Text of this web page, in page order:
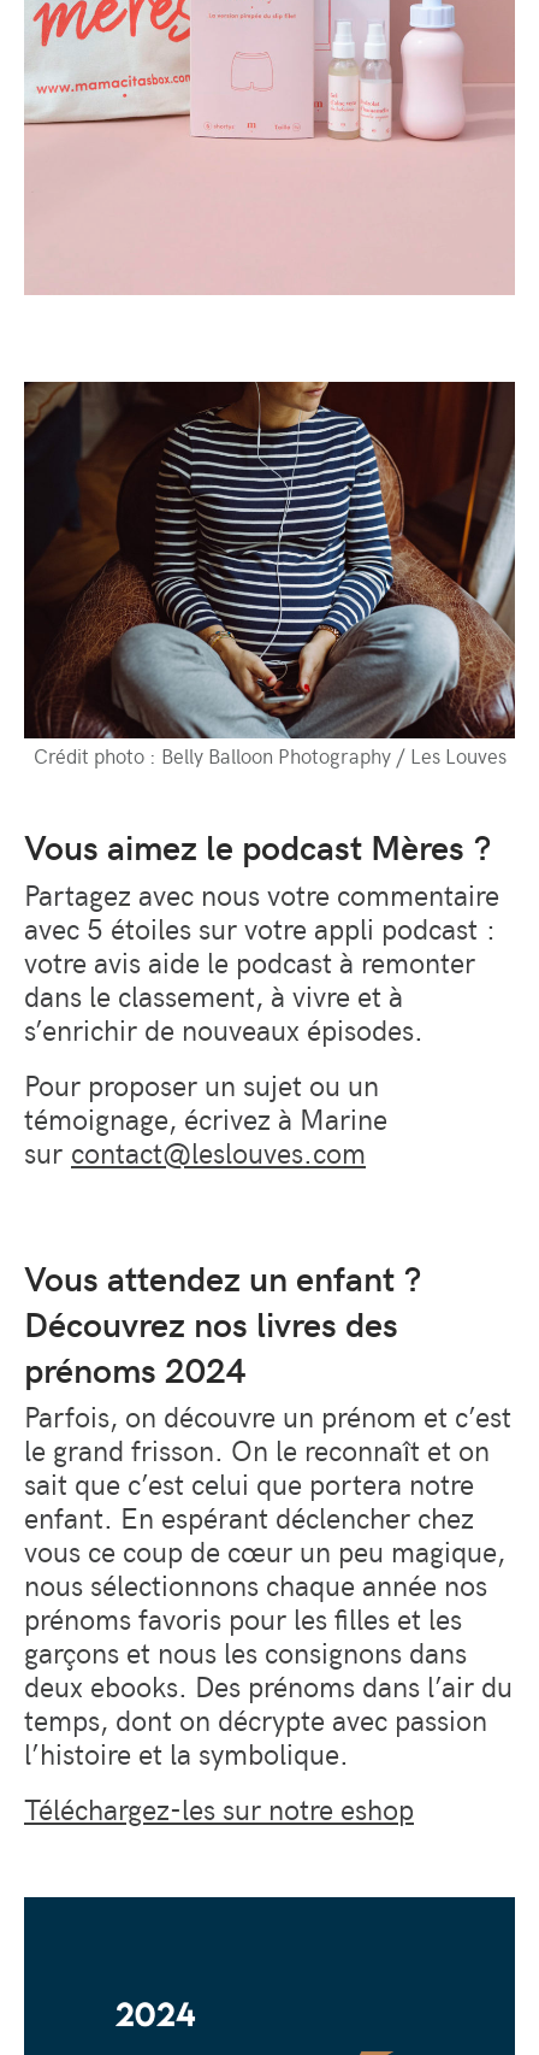
Crédit photo : Belly Balloon Photography / Les Louves
Vous aimez le podcast Mères ?
Partagez avec nous votre commentaire
avec 5 étoiles sur votre appli podcast :
votre avis aide le podcast à remonter
dans le classement, à vivre et à
s’enrichir de nouveaux épisodes.
Pour proposer un sujet ou un
témoignage, écrivez à Marine
sur contact@leslouves.com
Vous attendez un enfant ?
Découvrez nos livres des
prénoms 2024
Parfois, on découvre un prénom et c’est
le grand frisson. On le reconnaît et on
sait que c’est celui que portera notre
enfant. En espérant déclencher chez
vous ce coup de cœur un peu magique,
nous sélectionnons chaque année nos
prénoms favoris pour les filles et les
garçons et nous les consignons dans
deux ebooks. Des prénoms dans l’air du
temps, dont on décrypte avec passion
l’histoire et la symbolique.
Téléchargez-les sur notre eshop